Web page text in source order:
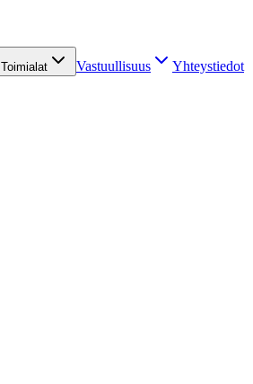
Toimialat Vastuullisuus Yhteystiedot